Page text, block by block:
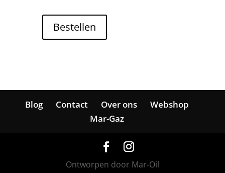
Bestellen
Blog Contact Over ons
Webshop
Mar-Gaz
Ontworpen door Mar-Oil